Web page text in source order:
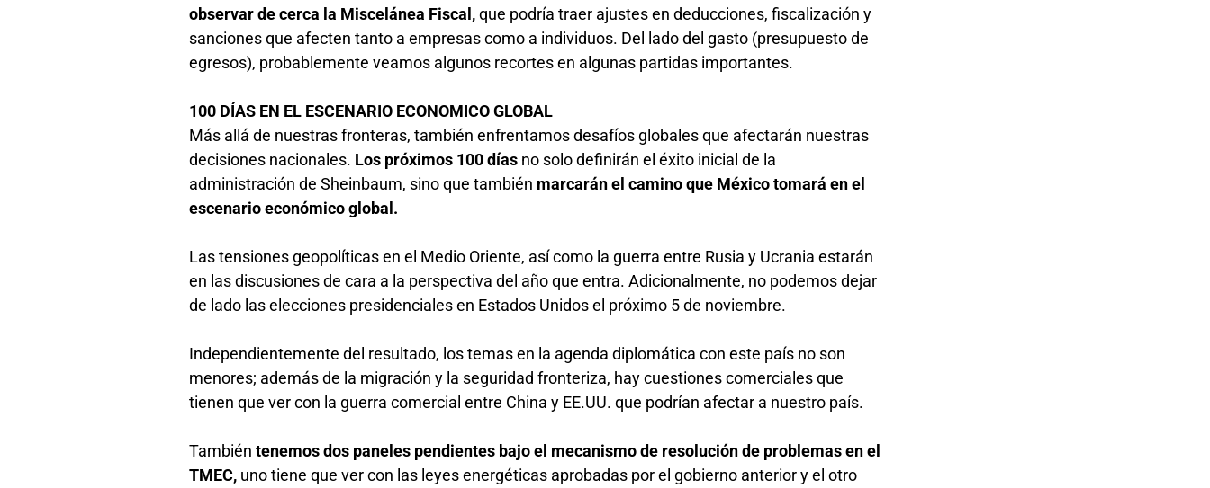
observar de cerca la Miscelánea Fiscal,que podría traer ajustes en deducciones, fiscalización y
sanciones que afecten tanto a empresas como a individuos. Del lado del gasto (presupuesto de
egresos), probablemente veamos algunos recortes en algunas partidas importantes.
100 DÍAS EN EL ESCENARIO ECONOMICO GLOBAL
Más allá de nuestras fronteras, también enfrentamos desafíos globales que afectarán nuestras
decisiones nacionales. Los próximos 100 días no solo definirán el éxito inicial de la
administración de Sheinbaum, sino que también marcarán el camino que México tomará en el
escenario económico global.
Las tensiones geopolíticas en el Medio Oriente, así como la guerra entre Rusia y Ucrania estarán
en las discusiones de cara a la perspectiva del año que entra. Adicionalmente, no podemos dejar
de lado las elecciones presidenciales en Estados Unidos el próximo 5 de noviembre.
Independientemente del resultado, los temas en la agenda diplomática con este país no son
menores; además de la migración y la seguridad fronteriza, hay cuestiones comerciales que
tienen que ver con la guerra comercial entre China y EE.UU. que podrían afectar a nuestro país.
Tambiéntenemos dos paneles pendientes bajo el mecanismo de resolución de problemas en el
TMEC, uno tiene que ver con las leyes energéticas aprobadas por el gobierno anterior y el otro